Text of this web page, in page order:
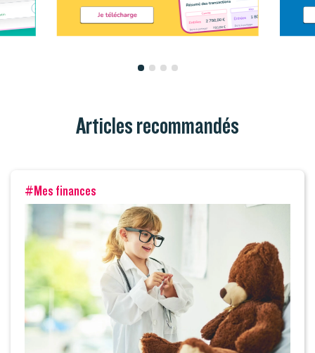
Articles recommandés
#Mes finances